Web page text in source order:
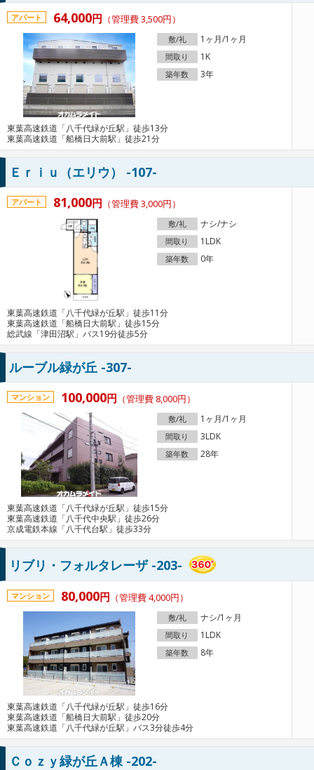
アパート 64,000円 （管理費 3,500円）
敷/礼 1ヶ月/1ヶ月
間取り 1K
築年数 3年
東葉高速鉄道「八千代緑が丘駅」徒歩13分
東葉高速鉄道「船橋日大前駅」徒歩21分
Ｅｒｉｕ（エリウ） -107-
アパート 81,000円 （管理費 3,000円）
敷/礼 ナシ/ナシ
間取り 1LDK
築年数 0年
東葉高速鉄道「八千代緑が丘駅」徒歩11分
東葉高速鉄道「船橋日大前駅」徒歩15分
総武線「津田沼駅」バス19分徒歩5分
ルーブル緑が丘 -307-
マンション 100,000円 （管理費 8,000円）
敷/礼 1ヶ月/1ヶ月
間取り 3LDK
築年数 28年
東葉高速鉄道「八千代緑が丘駅」徒歩15分
東葉高速鉄道「八千代中央駅」徒歩26分
京成電鉄本線「八千代台駅」徒歩33分
リブリ・フォルタレーザ -203-
マンション 80,000円 （管理費 4,000円）
敷/礼 ナシ/1ヶ月
間取り 1LDK
築年数 8年
東葉高速鉄道「八千代緑が丘駅」徒歩16分
東葉高速鉄道「船橋日大前駅」徒歩20分
東葉高速鉄道「八千代緑が丘駅」バス3分徒歩4分
Ｃｏｚｙ緑が丘Ａ棟 -202-